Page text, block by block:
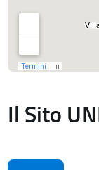
Il Sito